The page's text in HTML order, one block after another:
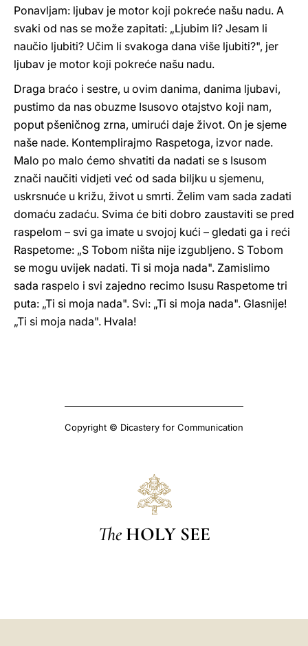
Ponavljam: ljubav je motor koji pokreće našu nadu. A
svaki od nas se može zapitati: „Ljubim li? Jesam li
naučio ljubiti? Učim li svakoga dana više ljubiti?", jer
ljubav je motor koji pokreće našu nadu.
Draga braćo i sestre, u ovim danima, danima ljubavi,
pustimo da nas obuzme Isusovo otajstvo koji nam,
poput pšeničnog zrna, umirući daje život. On je sjeme
naše nade. Kontemplirajmo Raspetoga, izvor nade.
Malo po malo ćemo shvatiti da nadati se s Isusom
znači naučiti vidjeti već od sada biljku u sjemenu,
uskrsnuće u križu, život u smrti. Želim vam sada zadati
domaću zadaću. Svima će biti dobro zaustaviti se pred
raspelom – svi ga imate u svojoj kući – gledati ga i reći
Raspetome: „S Tobom ništa nije izgubljeno. S Tobom
se mogu uvijek nadati. Ti si moja nada". Zamislimo
sada raspelo i svi zajedno recimo Isusu Raspetome tri
puta: „Ti si moja nada". Svi: „Ti si moja nada". Glasnije!
„Ti si moja nada". Hvala!
Copyright © Dicastery for Communication
The HOLY SEE